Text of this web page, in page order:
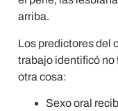
arriba.
Los predictores del
trabajo identificó no
otra cosa:
Sexo oral